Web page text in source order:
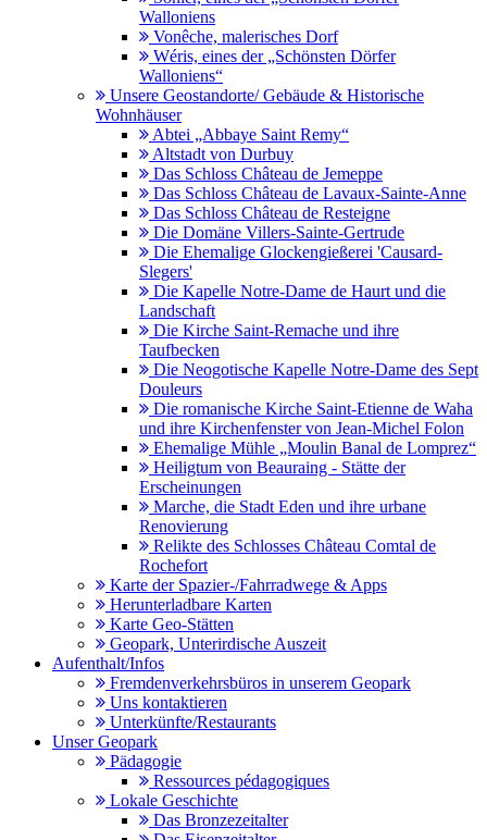
Walloniens
Vonêche, malerisches Dorf
Wéris, eines der „Schönsten Dörfer
Walloniens“
Unsere Geostandorte/ Gebäude & Historische
Wohnhäuser
Abtei „Abbaye Saint Remy“
Altstadt von Durbuy
Das Schloss Château de Jemeppe
Das Schloss Château de Lavaux-Sainte-Anne
Das Schloss Château de Resteigne
Die Domäne Villers-Sainte-Gertrude
Die Ehemalige Glockengießerei 'Causard-
Slegers'
Die Kapelle Notre-Dame de Haurt und die
Landschaft
Die Kirche Saint-Remache und ihre
Taufbecken
Die Neogotische Kapelle Notre-Dame des Sept
Douleurs
Die romanische Kirche Saint-Etienne de Waha
und ihre Kirchenfenster von Jean-Michel Folon
Ehemalige Mühle „Moulin Banal de Lomprez“
Heiligtum von Beauraing - Stätte der
Erscheinungen
Marche, die Stadt Eden und ihre urbane
Renovierung
Relikte des Schlosses Château Comtal de
Rochefort
Karte der Spazier-/Fahrradwege & Apps
Herunterladbare Karten
Karte Geo-Stätten
Geopark, Unterirdische Auszeit
Aufenthalt/Infos
Fremdenverkehrsbüros in unserem Geopark
Uns kontaktieren
Unterkünfte/Restaurants
Unser Geopark
Pädagogie
Ressources pédagogiques
Lokale Geschichte
Das Bronzezeitalter